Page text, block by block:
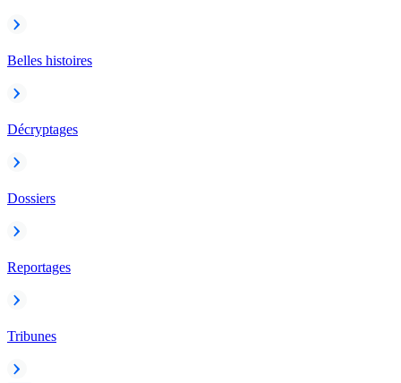
Belles histoires
Décryptages
Dossiers
Reportages
Tribunes